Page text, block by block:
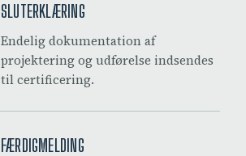
SLUTERKLÆRING
Endelig dokumentation af
projektering og udførelse indsendes
til certificering.
FÆRDIGMELDING